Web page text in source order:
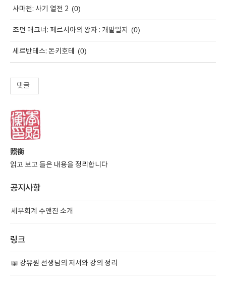
사마천: 사기 열전 2 (0)
조던 매크너: 페르시아의 왕자 : 개발일지 (0)
세르반테스: 돈키호테 (0)
댓글
照衡
읽고 보고 들은 내용을 정리합니다
공지사항
세무회계 수앤진 소개
링크
📖 강유원 선생님의 저서와 강의 정리